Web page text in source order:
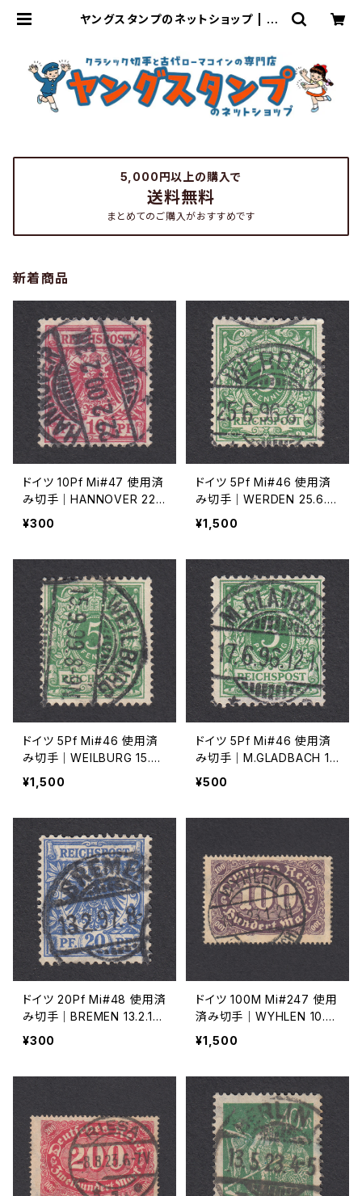
ヤングスタンプのネットショップ | Yo
5,000円以上の購入で
送料無料
まとめてのご購入がおすすめです
新着商品
ドイツ 10Pf Mi#47 使用済
み切手｜HANNOVER 22.
2.1900
¥300
ドイツ 5Pf Mi#46 使用済
み切手｜WERDEN 25.6.18
96
¥1,500
ドイツ 5Pf Mi#46 使用済
み切手｜WEILBURG 15.9.1
899
¥1,500
ドイツ 5Pf Mi#46 使用済
み切手｜M.GLADBACH 17.
6.1896
¥500
ドイツ 20Pf Mi#48 使用済
み切手｜BREMEN 13.2.18
97
¥300
ドイツ 100M Mi#247 使用
済み切手｜WYHLEN 10.5.
1923
¥1,500